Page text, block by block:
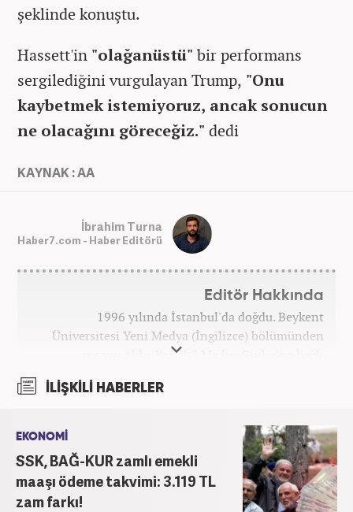
şeklinde konuştu.
Hassett'in "olağanüstü" bir performans
sergilediğini vurgulayan Trump, "Onu
kaybetmek istemiyoruz, ancak sonucun
ne olacağını göreceğiz." dedi
KAYNAK : AA
İbrahim Turna
Haber7.com - Haber Editörü
Editör Hakkında
1996 yılında İstanbul'da doğdu. Beykent
Üniversitesi Yeni Medya (İngilizce) bölümünden
mezun oldu. Kanal 7 Medya Grubu'na bağlı
İLİŞKİLİ HABERLER
EKONOMİ
SSK, BAĞ-KUR zamlı emekli
maaşı ödeme takvimi: 3.119 TL
zam farkı!